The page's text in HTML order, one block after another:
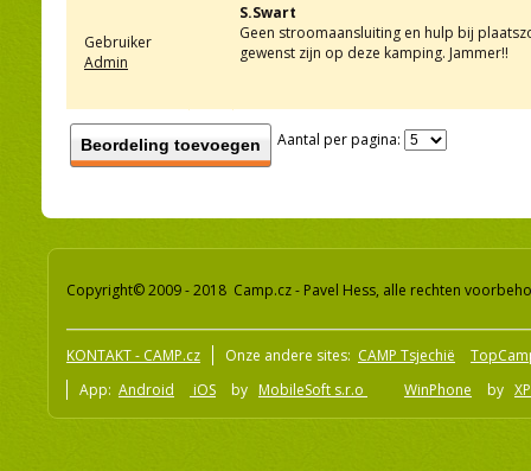
Gebruiker
Admin
S.Swart
Geen stroomaansluiting en hulp bij
gewenst zijn op deze kamping. Jammer!!
Beordeling toevoegen Aantal per pagina:
Copyright© 2009 - 2018 Camp.cz - Pavel Hess, alle rechten
KONTAKT - CAMP.cz Onze andere sites: CAMP Tsjechië
App: Android iOS by MobileSoft s.r.o WinPhone by